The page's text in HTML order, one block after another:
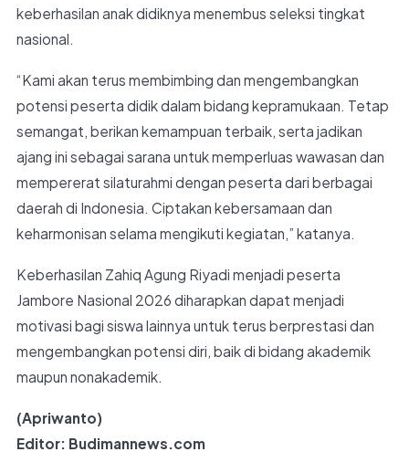
keberhasilan anak didiknya menembus seleksi tingkat
nasional.
“Kami akan terus membimbing dan mengembangkan
potensi peserta didik dalam bidang kepramukaan. Tetap
semangat, berikan kemampuan terbaik, serta jadikan
ajang ini sebagai sarana untuk memperluas wawasan dan
mempererat silaturahmi dengan peserta dari berbagai
daerah di Indonesia. Ciptakan kebersamaan dan
keharmonisan selama mengikuti kegiatan,” katanya.
Keberhasilan Zahiq Agung Riyadi menjadi peserta
Jambore Nasional 2026 diharapkan dapat menjadi
motivasi bagi siswa lainnya untuk terus berprestasi dan
mengembangkan potensi diri, baik di bidang akademik
maupun nonakademik.
(Apriwanto)
Editor: Budimannews.com